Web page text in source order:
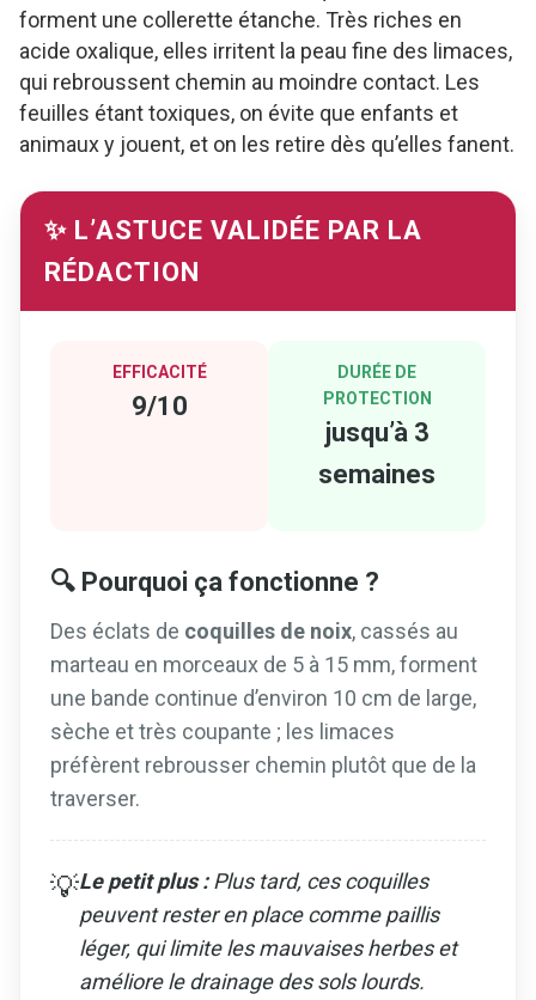
forment une collerette étanche. Très riches en
acide oxalique, elles irritent la peau fine des limaces,
qui rebroussent chemin au moindre contact. Les
feuilles étant toxiques, on évite que enfants et
animaux y jouent, et on les retire dès qu’elles fanent.
✨ L’ASTUCE VALIDÉE PAR LA
RÉDACTION
EFFICACITÉ
9/10
DURÉE DE
PROTECTION
jusqu’à 3
semaines
🔍 Pourquoi ça fonctionne ?
Des éclats de coquilles de noix, cassés au
marteau en morceaux de 5 à 15 mm, forment
une bande continue d’environ 10 cm de large,
sèche et très coupante ; les limaces
préfèrent rebrousser chemin plutôt que de la
traverser.
💡Le petit plus :Plus tard, ces coquilles
peuvent rester en place comme paillis
léger, qui limite les mauvaises herbes et
améliore le drainage des sols lourds.